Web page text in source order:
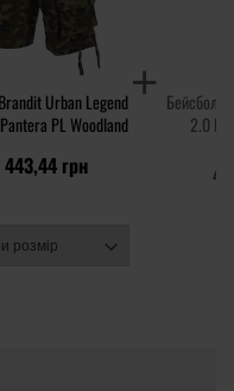
Urban Legend
PL Woodland
443,44 грн
2.0